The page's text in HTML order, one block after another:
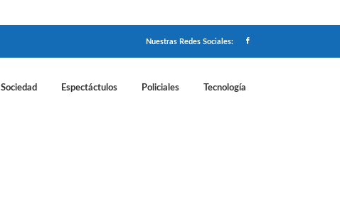
Nuestras Redes Sociales:
Sociedad Espectáctulos Policiales Tecnología